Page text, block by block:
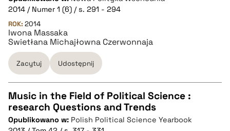
BIBTEX
pobierz cytat
2014 / Numer 1 (6) / s. 291 - 294
ROK: 2014
Iwona Massaka
Swietłana Michajłowna Czerwonnaja
Zacytuj Udostępnij
CZYSTY TEKST
Music in the Field of Political Science :
research Questions and Trends
Opublikowano w: Polish Political Science Yearbook